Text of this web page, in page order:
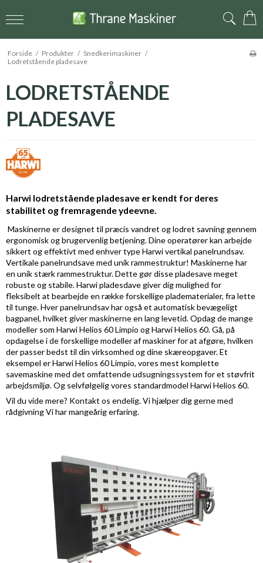
Forside / Produkter / Snedkerimaskiner /
Lodretstående pladesave
LODRETSTÅENDE
PLADESAVE
Harwi lodretstående pladesave er kendt for deres
stabilitet og fremragende ydeevne.
Maskinerne er designet til præcis vandret og lodret savning gennem
ergonomisk og brugervenlig betjening. Dine operatører kan arbejde
sikkert og effektivt med enhver type Harwi vertikal panelrundsav.
Vertikale panelrundsave med unik rammestruktur! Maskinerne har
en unik stærk rammestruktur. Dette gør disse pladesave meget
robuste og stabile. Harwi pladesdave giver dig mulighed for
fleksibelt at bearbejde en række forskellige pladematerialer, fra lette
til tunge. Hver panelrundsav har også et automatisk bevægeligt
bagpanel, hvilket giver maskinerne en lang levetid. Opdag de mange
modeller som Harwi Helios 60 Limpio og Harwi Helios 60. Gå, på
opdagelse i de forskellige modeller af maskiner for at afgøre, hvilken
der passer bedst til din virksomhed og dine skæreopgaver. Et
eksempel er Harwi Helios 60 Limpio, vores mest komplette
savemaskine med det omfattende udsugningssystem for et støvfrit
arbejdsmiljø. Og selvfølgelig vores standardmodel Harwi Helios 60.
Vil du vide mere? Kontakt os endelig. Vi hjælper dig gerne med
rådgivning Vi har mangeårig erfaring.